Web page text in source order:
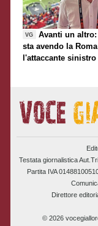
VG
Avanti un
sta avendo la
l'attaccante sinistro
Testata giornalistica
Partita IVA
Direttore
© 2026